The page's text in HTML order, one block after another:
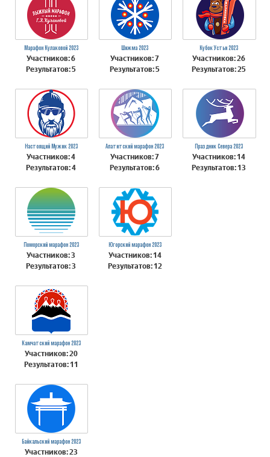
Марафон Кулаковой 2023
Участников: 6
Результатов: 5
Шижма 2023
Участников: 7
Результатов: 5
Кубок Устьи 2023
Участников: 26
Результатов: 25
Настоящий Мужик 2023
Участников: 4
Результатов: 4
Апатитский марафон 2023
Участников: 7
Результатов: 6
Праздник Севера 2023
Участников: 14
Результатов: 13
Поморский марафон 2023
Участников: 3
Результатов: 3
Югорский марафон 2023
Участников: 14
Результатов: 12
Камчатский марафон 2023
Участников: 20
Результатов: 11
Байкальский марафон 2023
Участников: 23